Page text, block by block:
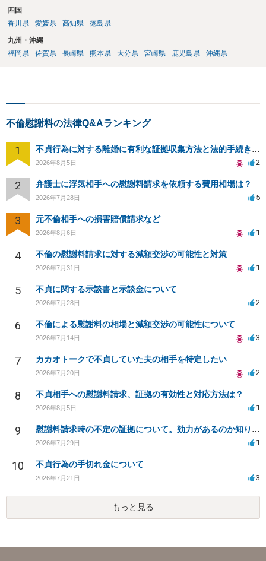
四国
香川県
愛媛県 高知県 徳島県
九州・沖縄
福岡県
佐賀県 長崎県 熊本県 大分県 宮崎県 鹿児島県 沖縄県
不倫慰謝料の法律Q&Aランキング
1 不貞行為に対する離婚に有利な証拠収集方法と法的手続きについて
2026年8月5日 2
2 弁護士に浮気相手への慰謝料請求を依頼する費用相場は？
2026年7月28日 5
3 元不倫相手への損害賠償請求など
2026年8月6日 1
4 不倫の慰謝料請求に対する減額交渉の可能性と対策
2026年7月31日 1
5 不貞に関する示談書と示談金について
2026年7月28日 2
6 不倫による慰謝料の相場と減額交渉の可能性について
2026年7月14日 3
7 カカオトークで不貞していた夫の相手を特定したい
2026年7月20日 2
8 不貞相手への慰謝料請求、証拠の有効性と対応方法は？
2026年8月5日 1
9 慰謝料請求時の不定の証拠について。効力があるのか知りたい。
2026年7月29日 1
10 不貞行為の手切れ金について
2026年7月21日 3
もっと見る